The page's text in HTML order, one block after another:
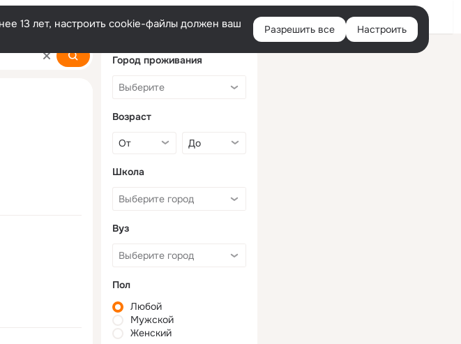
Войти
13 лет, настроить cookie-файлы должен ваш
Разрешить все Настроить
Город проживания
Возраст
Школа
Вуз
Пол
Любой
Мужской
Женский